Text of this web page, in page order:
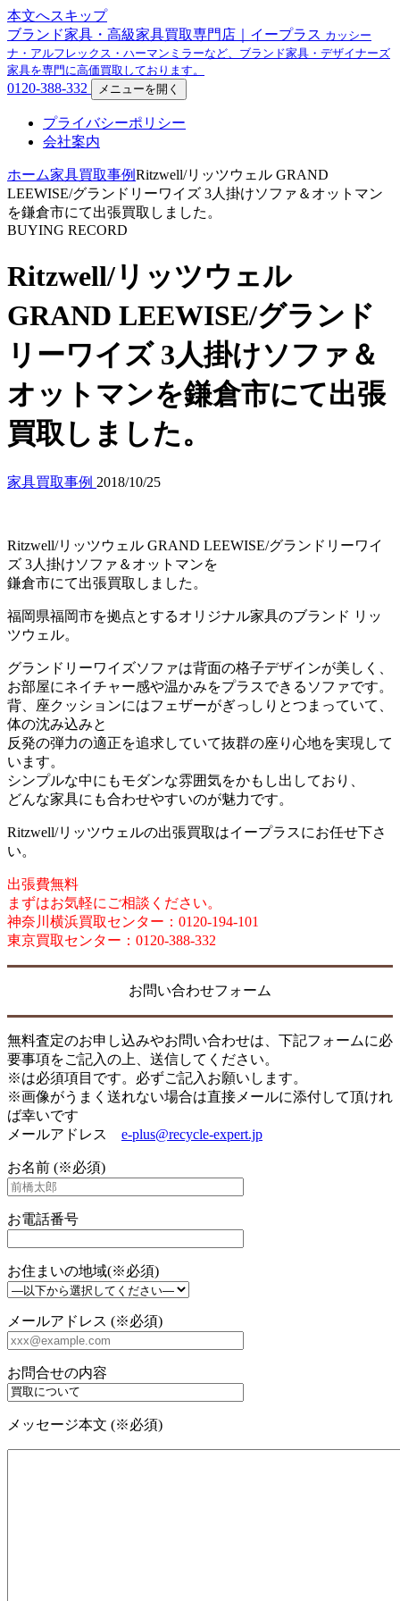
本文へスキップ
ブランド家具・高級家具買取専門店｜イープラス カッシー
ナ・アルフレックス・ハーマンミラーなど、ブランド家具・デザイナーズ
家具を専門に高価買取しております。
0120-388-332 メニューを開く
プライバシーポリシー
会社案内
ホーム家具買取事例Ritzwell/リッツウェル GRAND
LEEWISE/グランドリーワイズ 3人掛けソファ＆オットマン
を鎌倉市にて出張買取しました。
BUYING RECORD
Ritzwell/リッツウェル
GRAND LEEWISE/グランド
リーワイズ 3人掛けソファ＆
オットマンを鎌倉市にて出張
買取しました。
家具買取事例 2018/10/25
Ritzwell/リッツウェル GRAND LEEWISE/グランドリーワイ
ズ 3人掛けソファ＆オットマンを
鎌倉市にて出張買取しました。
福岡県福岡市を拠点とするオリジナル家具のブランド リッ
ツウェル。
グランドリーワイズソファは背面の格子デザインが美しく、
お部屋にネイチャー感や温かみをプラスできるソファです。
背、座クッションにはフェザーがぎっしりとつまっていて、
体の沈み込みと
反発の弾力の適正を追求していて抜群の座り心地を実現して
います。
シンプルな中にもモダンな雰囲気をかもし出しており、
どんな家具にも合わせやすいのが魅力です。
Ritzwell/リッツウェルの出張買取はイープラスにお任せ下さ
い。
出張費無料
まずはお気軽にご相談ください。
神奈川横浜買取センター：0120-194-101
東京買取センター：0120-388-332
お問い合わせフォーム
無料査定のお申し込みやお問い合わせは、下記フォームに必
要事項をご記入の上、送信してください。
※は必須項目です。必ずご記入お願いします。
※画像がうまく送れない場合は直接メールに添付して頂けれ
ば幸いです
メールアドレス e-plus@recycle-expert.jp
お名前 (※必須)
お電話番号
お住まいの地域(※必須)
メールアドレス (※必須)
お問合せの内容
メッセージ本文 (※必須)